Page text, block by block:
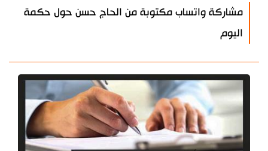
مشاركة واتساب مكتوبة من الحاج حسن حول حكمة
اليوم